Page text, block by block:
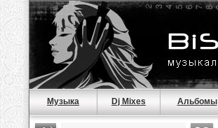
Музыка Dj Mixes Альбомы